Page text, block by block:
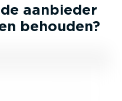
aanbieder
behouden?